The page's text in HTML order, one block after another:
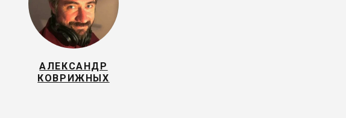
АЛЕКСАНДР
КОВРИЖНЫХ